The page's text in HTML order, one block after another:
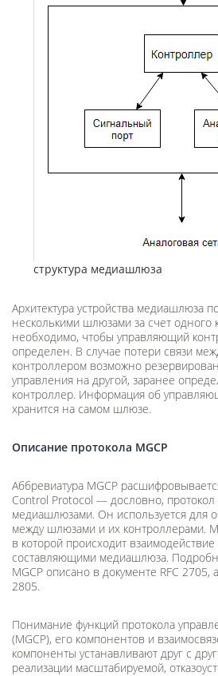
структура медиашлюза
Архитектура устройства медиашлюза
несколькими шлюзами за счет одного
необходимо, чтобы управляющий
определен. В случае потери связи
контроллером возможно
управления на другой, заранее
контроллер. Информация об
хранится на самом шлюзе.
Описание протокола MGCP
Аббревиатура MGCP
Control Protocol — дословно, протокол
медиашлюзами. Он используется для
между шлюзами и их контроллерами.
в которой происходит
составляющими медиашлюза.
MGCP описано в документе RFC 2705,
2805.
Понимание функций протокола
(MGCP), его компонентов и
компоненты устанавливают друг с
реализации масштабируемой,